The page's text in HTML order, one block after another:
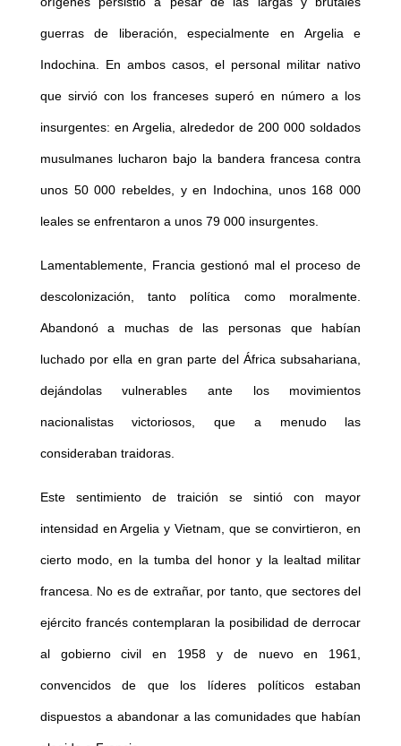
guerras de liberación, especialmente en Argelia e
Indochina. En ambos casos, el personal militar nativo
que sirvió con los franceses superó en número a los
insurgentes: en Argelia, alrededor de 200 000 soldados
musulmanes lucharon bajo la bandera francesa contra
unos 50 000 rebeldes, y en Indochina, unos 168 000
leales se enfrentaron a unos 79 000 insurgentes.
Lamentablemente, Francia gestionó mal el proceso de
descolonización, tanto política como moralmente.
Abandonó a muchas de las personas que habían
luchado por ella en gran parte del África subsahariana,
dejándolas vulnerables ante los movimientos
nacionalistas victoriosos, que a menudo las
consideraban traidoras.
Este sentimiento de traición se sintió con mayor
intensidad en Argelia y Vietnam, que se convirtieron, en
cierto modo, en la tumba del honor y la lealtad militar
francesa. No es de extrañar, por tanto, que sectores del
ejército francés contemplaran la posibilidad de derrocar
al gobierno civil en 1958 y de nuevo en 1961,
convencidos de que los líderes políticos estaban
dispuestos a abandonar a las comunidades que habían